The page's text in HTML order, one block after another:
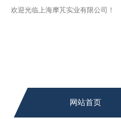
欢迎光临上海摩芃实业有限公司！
网站首页